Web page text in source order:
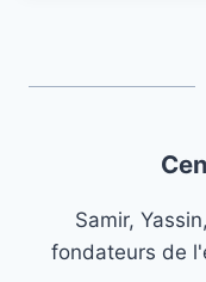
Samir,
fondateurs de